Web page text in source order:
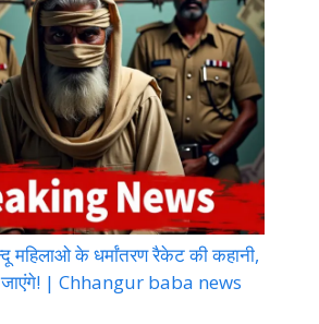
महिलाओ के धर्मांतरण रैकेट की कहानी,
जाएंगे! | Chhangur baba news